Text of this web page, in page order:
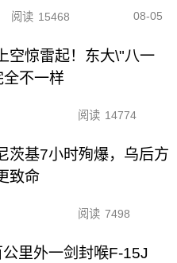
阅读 15468 08-05
空惊雷起！东大\"八一
不一样
阅读 14774
茨基7小时殉爆，乌后方
致命
阅读 7498
里外一剑封喉F-15J